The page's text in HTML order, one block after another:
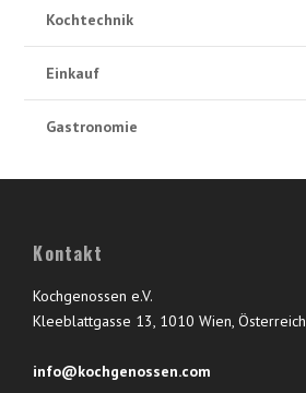
Kochtechnik
Einkauf
Gastronomie
Kontakt
Kochgenossen e.V.
Kleeblattgasse 13, 1010 Wien, Österreich
info@kochgenossen.com